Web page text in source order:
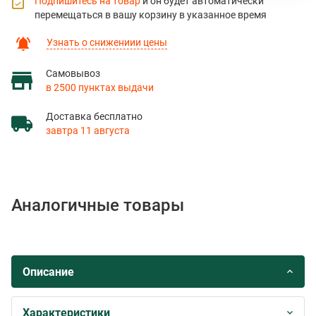
Узнать о снижениии цены
Самовывоз
в 2500 пунктах выдачи
Доставка бесплатно
завтра 11 августа
перемещаться в вашу корзину в указанное время
Аналогичные товары
Описание
Характеристики